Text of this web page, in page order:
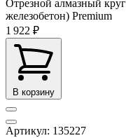
Отрезной алмазный
железобетон) Premium
1 922 ₽
В корзину
Артикул: 135227